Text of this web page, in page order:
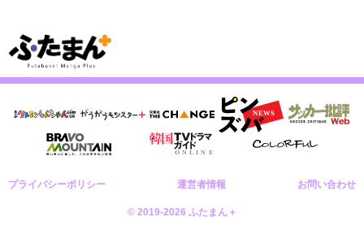
プライバシーポリシー 運営者情報 お問い合わせ
© 2019-2026 ふたまん＋